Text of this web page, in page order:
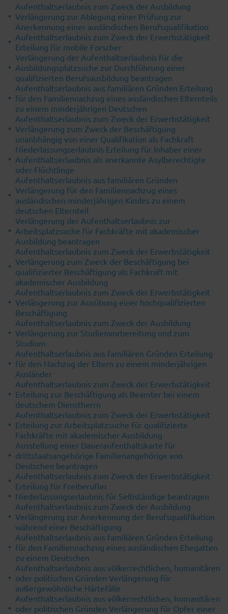
Aufenthaltserlaubnis zum Zweck der Ausbildung
Verlängerung zur Ablegung einer Prüfung zur
Anerkennung einer ausländischen Berufsqualifikation
Aufenthaltserlaubnis zum Zweck der Erwerbstätigkeit
Erteilung für mobile Forscher
Verlängerung der Aufenthaltserlaubnis für die
Ausbildungsplatzsuche zur Durchführung einer
qualifizierten Berufsausbildung beantragen
Aufenthaltserlaubnis aus familiären Gründen Erteilung
für den Familiennachzug eines ausländischen Elternteils
zu einem minderjährigen Deutschen
Aufenthaltserlaubnis zum Zweck der Erwerbstätigkeit
Verlängerung zum Zweck der Beschäftigung
unanbhängig von einer Qualifikation als Fachkraft
Niederlassungserlaubnis Erteilung für Inhaber einer
Aufenthaltserlaubnis als anerkannte Asylberechtigte
oder Flüchtlinge
Aufenthaltserlaubnis aus familiären Gründen
Verlängerung für den Familiennachzug eines
ausländischen minderjährigen Kindes zu einem
deutschen Elternteil
Verlängerung der Aufenthaltserlaubnis zur
Arbeitsplatzsuche für Fachkräfte mit akademischer
Ausbildung beantragen
Aufenthaltserlaubnis zum Zweck der Erwerbstätigkeit
Verlängerung zum Zweck der Beschäftigung bei
qualifizierter Beschäftigung als Fachkraft mit
akademischer Ausbildung
Aufenthaltserlaubnis zum Zweck der Erwerbstätigkeit
Verlängerung zur Ausübung einer hochqualifizierten
Beschäftigung
Aufenthaltserlaubnis zum Zweck der Ausbildung
Verlängerung zur Studienvorbereitung und zum
Studium
Aufenthaltserlaubnis aus familiären Gründen Erteilung
für den Nachzug der Eltern zu einem minderjährigen
Ausländer
Aufenthaltserlaubnis zum Zweck der Erwerbstätigkeit
Erteilung zur Beschäftigung als Beamter bei einem
deutschem Dienstherrn
Aufenthaltserlaubnis zum Zweck der Erwerbstätigkeit
Erteilung zur Arbeitsplatzsuche für qualifizierte
Fachkräfte mit akademischer Ausbildung
Ausstellung einer Daueraufenthaltskarte für
drittstaatsangehörige Familienangehörige von
Deutschen beantragen
Aufenthaltserlaubnis zum Zweck der Erwerbstätigkeit
Erteilung für Freiberufler
Niederlassungserlaubnis für Selbständige beantragen
Aufenthaltserlaubnis zum Zweck der Ausbildung
Verlängerung zur Anerkennung der Berufsqualifikation
während einer Beschäftigung
Aufenthaltserlaubnis aus familiären Gründen Erteilung
für den Familiennachzug eines ausländischen Ehegatten
zu einem Deutschen
Aufenthaltserlaubnis aus völkerrechtlichen, humanitären
oder politischen Gründen Verlängerung für
außergewöhnliche Härtefälle
Aufenthaltserlaubnis aus völkerrechtlichen, humanitären
oder politischen Gründen Verlängerung für Opfer einer